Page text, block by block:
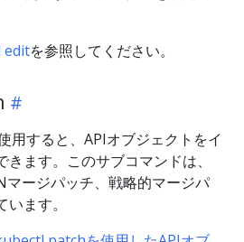
editを参照してください。
用すると、APIオブジェクトをイ
きます。このサブコマンドは、
マージパッチ、戦略的マージパ
ます。